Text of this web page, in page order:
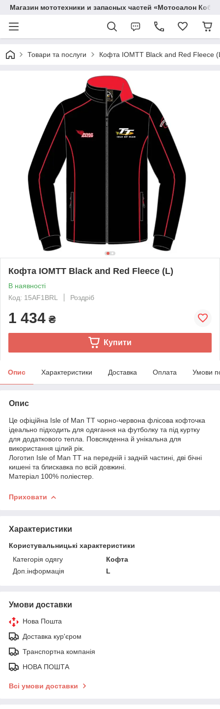
Магазин мототехники и запасных частей «Мотосалон
Товари та послуги Кофта IOMTT Black and Red Fleece
Кофта IOMTT Black and Red Fleece (L)
В наявності
Код: 15AF1BRL
Роздріб
1 434 ₴
Купити
Опис Характеристики Доставка Оплата Умови
Опис
Це офіційна Isle of Man TT чорно-червона флісова кофточка
ідеально підходить для одягання на футболку та під куртку
для додаткового тепла. Повсякденна й унікальна для
використання цілий рік.
Логотип Isle of Man TT на передній і задній частині, дві бічні
кишені та блискавка по всій довжині.
Матеріал 100% поліестер.
Приховати
Характеристики
Користувальницькі характеристики
Категорія одягу
Кофта
Доп.інформація
L
Умови доставки
Нова Пошта
Доставка кур'єром
Транспортна компанія
НОВА ПОШТА
Всі умови доставки